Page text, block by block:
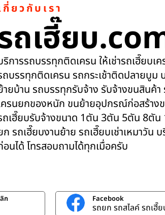
กี่ยวกับเรา
ถเฮี๊ยบ
ริการรถบรรทุกติดเครน ให้เช่ารถเฮี๊ยบเ
ถบรรทุกติดเครน รถกระเช้าติดปลายบู
ายบ้าน รถบรรทุกรับจ้าง รับจ้างขนสินค้
ครนยกของหนัก ขนย้ายอุปกรณ์ก่อสร้าง
ถเฮี๊ยบรับจ้างขนาด 1ตัน 3ตัน 5ตัน 8ตั
ก รถเฮี๊ยบงานย้าย รถเฮี๊ยบเช่าเหมาวัน
อนได้ โทรสอบถามได้ทุกเมื่อครับ
ก Facebook
รถยก รถสไลค์ รถเฮี๊ย